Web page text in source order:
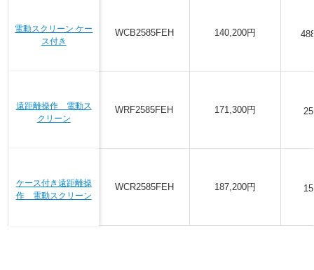
電動スクリーン ケー
ス付き
遠距離操作 電動ス
クリーン
ケース付き遠距離操
作 電動スクリーン
WCB2585FEH
WRF2585FEH
WCR2585FEH
140,200円
171,300円
187,200円